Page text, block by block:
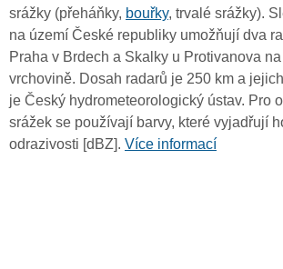
srážky (přeháňky, bouřky, trvalé srážky).
na území České republiky umožňují dva
Praha v Brdech a Skalky u Protivanova
vrchovině. Dosah radarů je 250 km a
je Český hydrometeorologický ústav. Pro
srážek se používají barvy, které vyjadřují
odrazivosti [dBZ]. Více informací